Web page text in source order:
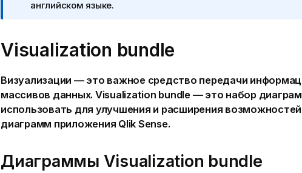
английском языке.
Visualization bundle
Визуализации — это важное средство передачи
массивов данных. Visualization bundle— это набор
использовать для улучшения и расширения
диаграмм приложения Qlik Sense.
Диаграммы Visualization bundle